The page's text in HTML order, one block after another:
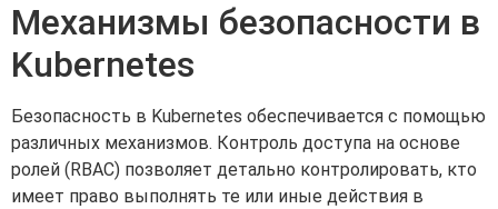
Механизмы безопасности в
Kubernetes
Безопасность в Kubernetes обеспечивается с помощью
различных механизмов. Контроль доступа на основе
ролей (RBAC) позволяет детально контролировать, кто
имеет право выполнять те или иные действия в